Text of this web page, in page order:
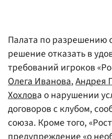
Палата по разрешению
решение отказать в
требований игроков
Олега Иванова,Андрея
Хохлова о нарушении
договоров с клубом,
союза. Кроме того,